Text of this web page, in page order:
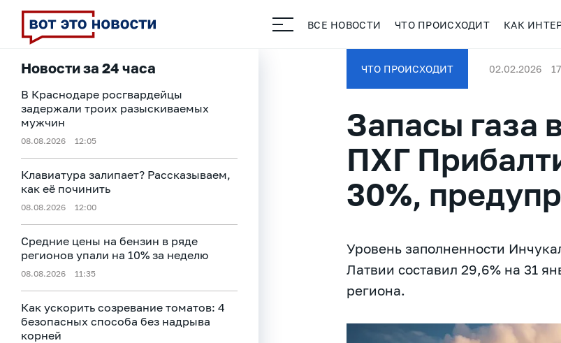
ВСЕ НОВОСТИ ЧТО ПРОИСХОДИТ КАК
Новости за 24 часа
В Краснодаре росгвардейцы
задержали троих разыскиваемых
мужчин
08.08.2026 12:05
Клавиатура залипает? Рассказываем,
как её починить
08.08.2026 12:00
Средние цены на бензин в ряде
регионов упали на 10% за неделю
08.08.2026 11:35
Как ускорить созревание томатов: 4
безопасных способа без надрыва
корней
ЧТО ПРОИСХОДИТ 02.02.2026
Запасы газа
ПХГ
30%,
Уровень заполненности
Латвии составил 29,6% на 31
региона.